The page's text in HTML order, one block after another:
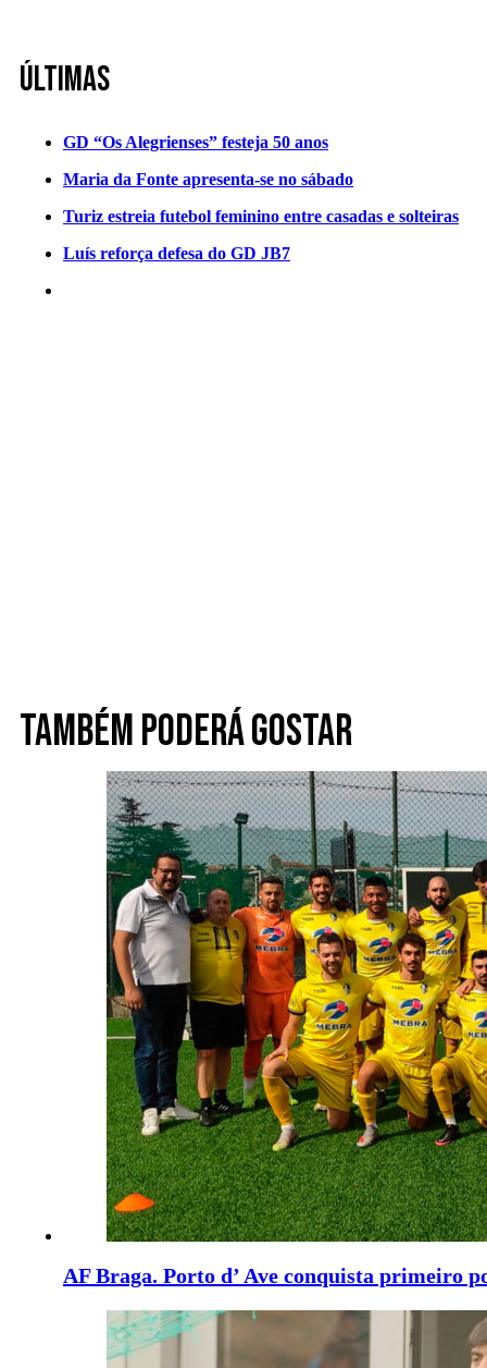
Últimas
GD “Os Alegrienses” festeja 50 anos
Maria da Fonte apresenta-se no sábado
Turiz estreia futebol feminino entre casadas e solteiras
Luís reforça defesa do GD JB7
Também poderá gostar
AF Braga. Porto d’ Ave conquista primeiro